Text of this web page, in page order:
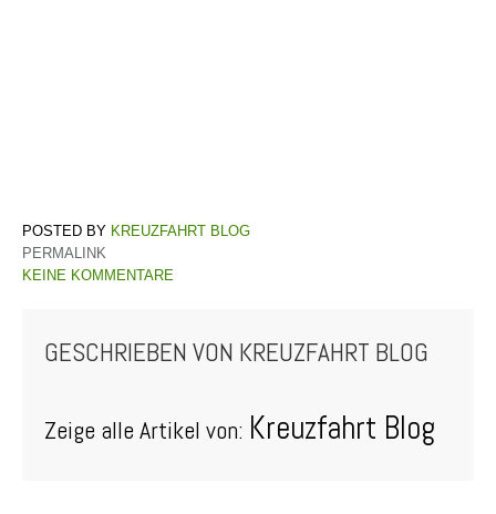
KREUZFAHRT BLOG
PERMALINK
KEINE KOMMENTARE
GESCHRIEBEN VON KREUZFAHRT BLOG
Zeige alle Artikel von: Kreuzfahrt Blog